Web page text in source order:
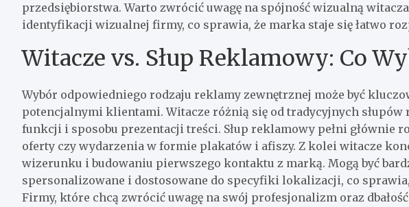
przedsiębiorstwa. Warto zwrócić uwagę na spójność wizualną
identyfikacji wizualnej firmy, co sprawia, że marka staje się łatwo
Witacze vs. Słup Reklamowy: Co
Wybór odpowiedniego rodzaju reklamy zewnętrznej może być
potencjalnymi klientami. Witacze różnią się od tradycyjnych
funkcji i sposobu prezentacji treści. Słup reklamowy pełni głównie
oferty czy wydarzenia w formie plakatów i afiszy. Z kolei witacze
wizerunku i budowaniu pierwszego kontaktu z marką. Mogą być
spersonalizowane i dostosowane do specyfiki lokalizacji, co
Firmy, które chcą zwrócić uwagę na swój profesjonalizm oraz